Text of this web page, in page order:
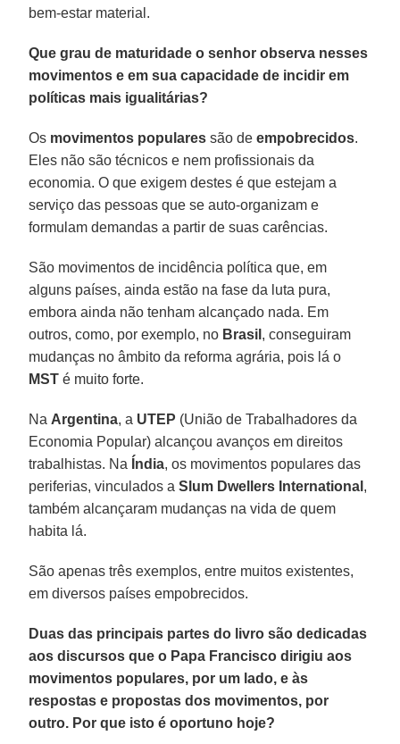
bem-estar material.
Que grau de maturidade o senhor observa nesses
movimentos e em sua capacidade de incidir em
políticas mais igualitárias?
Os movimentos populares são deempobrecidos.
Eles não são técnicos e nem profissionais da
economia. O que exigem destes é que estejam a
serviço das pessoas que se auto-organizam e
formulam demandas a partir de suas carências.
São movimentos de incidência política que, em
alguns países, ainda estão na fase da luta pura,
embora ainda não tenham alcançado nada. Em
outros, como, por exemplo, no Brasil , conseguiram
mudanças no âmbito da reforma agrária, pois lá o
MST é muito forte.
NaArgentina, a UTEP (União de Trabalhadores da
Economia Popular) alcançou avanços em direitos
trabalhistas. Na Índia, os movimentos populares das
periferias, vinculados aSlum Dwellers International ,
também alcançaram mudanças na vida de quem
habita lá.
São apenas três exemplos, entre muitos existentes,
em diversos países empobrecidos.
Duas das principais partes do livro são dedicadas
aos discursos que o Papa Francisco dirigiu aos
movimentos populares, por um lado, e às
respostas e propostas dos movimentos, por
outro. Por que isto é oportuno hoje?